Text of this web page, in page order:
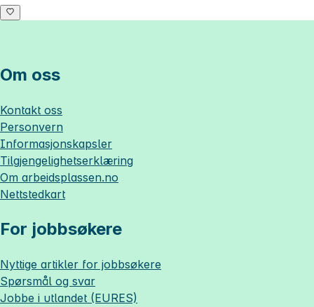
Om oss
Kontakt oss
Personvern
Informasjonskapsler
Tilgjengelighetserklæring
Om arbeidsplassen.no
Nettstedkart
For jobbsøkere
Nyttige artikler for jobbsøkere
Spørsmål og svar
Jobbe i utlandet (EURES)